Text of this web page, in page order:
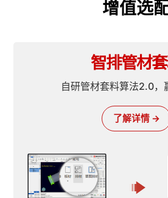
增值选
智排管材
自研管材套料算法2.0，
了解详情 →